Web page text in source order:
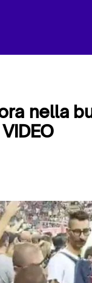
nella